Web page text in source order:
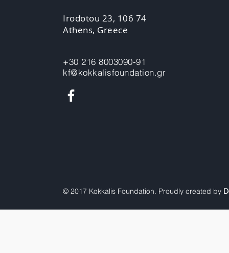
Irodotou 23, 106 74
Athens, Greece
+30 216 8003090-91
kf@kokkalisfoundation.gr
© 2017 Kokkalis Foundation. Proudly created by